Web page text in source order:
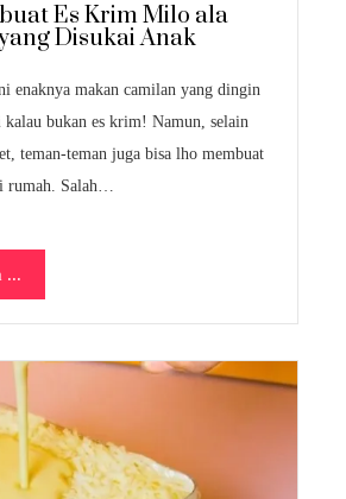
Es Krim Milo ala
Disukai Anak
enaknya makan camilan yang dingin
kalau bukan es krim! Namun, selain
teman-teman juga bisa lho membuat
rumah. Salah…
...